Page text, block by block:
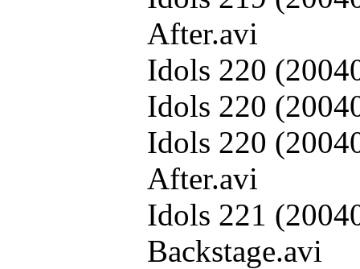
After.avi
Idols 220
Idols 220
Idols 220
After.avi
Idols 221
Backstage.avi